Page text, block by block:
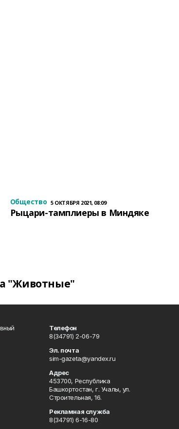
Общество 5 ОКТЯБРЯ 2021, 08:09
Рыцари-тамплиеры в Миндяке
"Животные"
Телефон
8(34791) 2-06-79
Эл. почта
sim-gazeta@yandex.ru
Адрес
453700, Республика
Башкортостан, г. Учалы, ул.
Строительная, 16.
Рекламная служба
8(34791) 6-16-80